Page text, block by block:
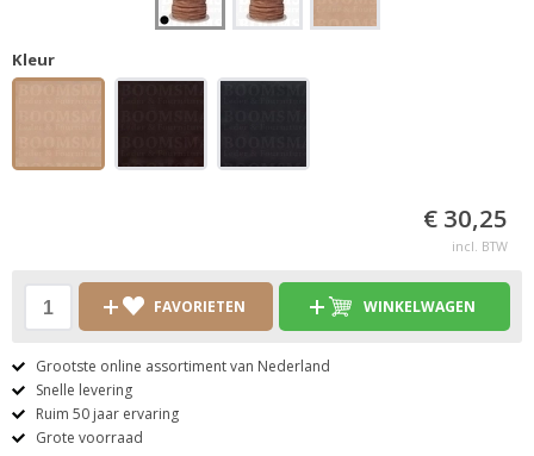
Kleur
€ 30,25
incl. BTW
FAVORIETEN WINKELWAGEN
Grootste online assortiment van Nederland
Snelle levering
Ruim 50 jaar ervaring
Grote voorraad